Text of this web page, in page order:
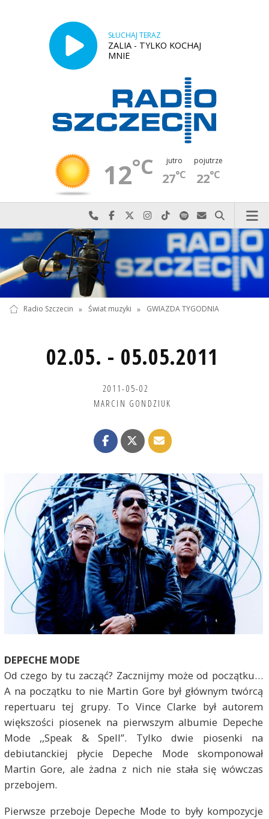
SŁUCHAJ TERAZ
ZALIA - TYLKO KOCHAJ
MNIE
12°C jutro
27°C
pojutrze
22°C
Najlepiej po prostu do nas zadzwoń
Odwiedź nas na Facebook-u
Odwiedź nas na X
Odwiedź nas na Instagram-ie
Odwiedź nas na TikTok-u
Szukaj nas na Spotify
Wyślij do nas
Szukaj
Radio Szczecin » Świat muzyki » GWIAZDA TYGODNIA
02.05. - 05.05.2011
2011-05-02
MARCIN GONDZIUK
DEPECHE MODE
Od czego by tu zacząć? Zacznijmy może od początku…
A na początku to nie Martin Gore był głównym twórcą
repertuaru tej grupy. To Vince Clarke był autorem
większości piosenek na pierwszym albumie Depeche
Mode ,,Speak & Spell”. Tylko dwie piosenki na
debiutanckiej płycie Depeche Mode skomponował
Martin Gore, ale żadna z nich nie stała się wówczas
przebojem.
Pierwsze przeboje Depeche Mode to były kompozycje